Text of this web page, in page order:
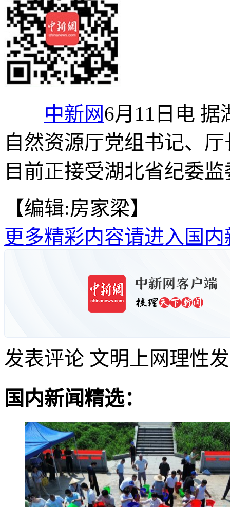
中新网6月11日电 据
自然资源厅党组书记、
目前正接受湖北省纪委
【编辑:房家梁】
更多精彩内容请进入国内
发表评论 文明上网理性
国内新闻精选：